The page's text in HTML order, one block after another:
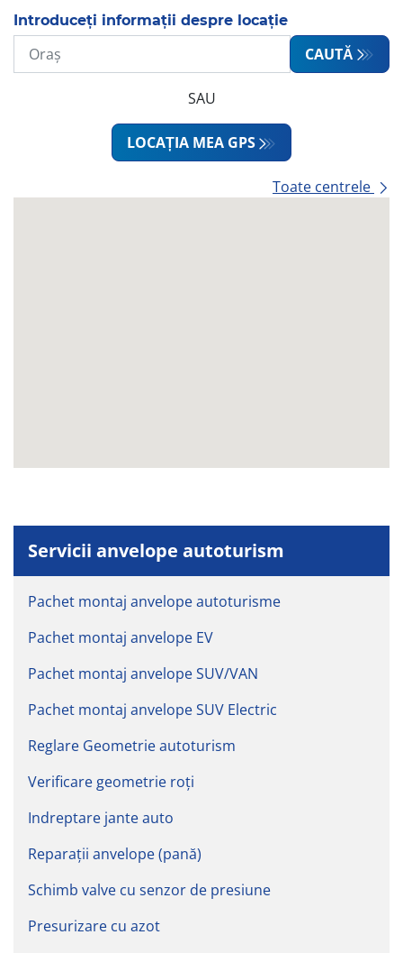
Introduceți informații despre locație
CAUTĂ
SAU
LOCAȚIA MEA GPS
Toate centrele
Servicii anvelope autoturism
Pachet montaj anvelope autoturisme
Pachet montaj anvelope EV
Pachet montaj anvelope SUV/VAN
Pachet montaj anvelope SUV Electric
Reglare Geometrie autoturism
Verificare geometrie roți
Indreptare jante auto
Reparații anvelope (pană)
Schimb valve cu senzor de presiune
Presurizare cu azot